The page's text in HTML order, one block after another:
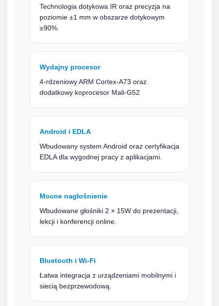
Technologia dotykowa IR oraz precyzja na
poziomie ±1 mm w obszarze dotykowym
≥90%.
Wydajny procesor
4-rdzeniowy ARM Cortex-A73 oraz
dodatkowy koprocesor Mali-G52
Android i EDLA
Wbudowany system Android oraz certyfikacja
EDLA dla wygodnej pracy z aplikacjami.
Mocne nagłośnienie
Wbudowane głośniki 2 × 15W do prezentacji,
lekcji i konferencji online.
Bluetooth i Wi‑Fi
Łatwa integracja z urządzeniami mobilnymi i
siecią bezprzewodową.